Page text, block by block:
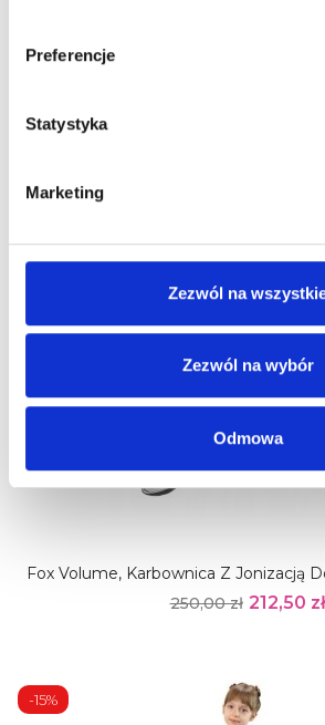
Preferencje
Statystyka
Marketing
Zezwól na
Zezwól na wybór
Odmowa
Fox Volume, Karbownica Z Jonizacją
250,00 zł 212,50 zł
-15%